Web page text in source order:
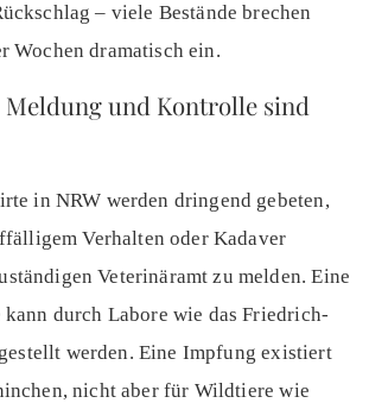
– viele Bestände brechen
Wochen dramatisch ein.
Meldung und Kontrolle sind
in NRW werden dringend gebeten,
Verhalten oder Kadaver
Veterinäramt zu melden. Eine
kann durch Labore wie das Friedrich-
werden. Eine Impfung existiert
nicht aber für Wildtiere wie